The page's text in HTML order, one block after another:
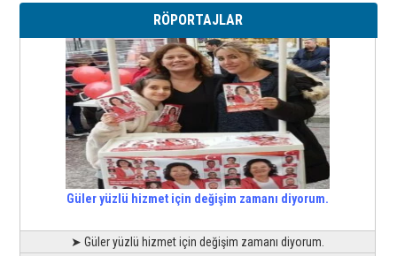
RÖPORTAJLAR
Güler yüzlü hizmet için değişim zamanı diyorum.
➤ Güler yüzlü hizmet için değişim zamanı diyorum.